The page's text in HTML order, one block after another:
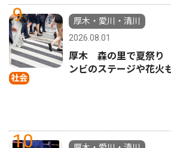
9
社会
厚木・愛川・清川
2026.08.01
厚木 森の里で夏祭
ンビのステージや花火
10